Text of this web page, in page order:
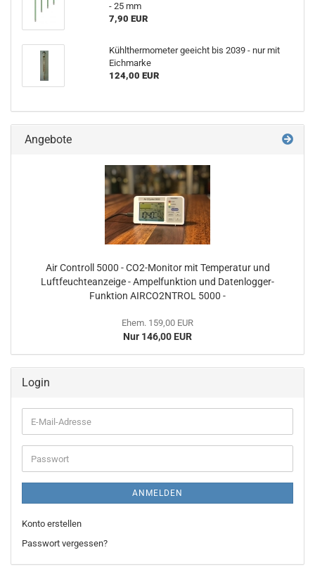
- 25 mm
7,90 EUR
Kühlthermometer geeicht bis 2039 - nur mit
Eichmarke
124,00 EUR
Angebote
Air Controll 5000 - CO2-Monitor mit Temperatur und
Luftfeuchteanzeige - Ampelfunktion und Datenlogger-
Funktion AIRCO2NTROL 5000 -
Ehem. 159,00 EUR
Nur 146,00 EUR
Login
E-
Mail-
Adresse
Passwort
ANMELDEN
Konto erstellen
Passwort vergessen?